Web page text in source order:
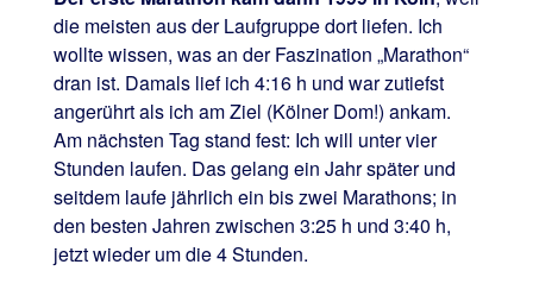
die meisten aus der Laufgruppe dort liefen. Ich
wollte wissen, was an der Faszination „Marathon“
dran ist. Damals lief ich 4:16 h und war zutiefst
angerührt als ich am Ziel (Kölner Dom!) ankam.
Am nächsten Tag stand fest: Ich will unter vier
Stunden laufen. Das gelang ein Jahr später und
seitdem laufe jährlich ein bis zwei Marathons; in
den besten Jahren zwischen 3:25 h und 3:40 h,
jetzt wieder um die 4 Stunden.